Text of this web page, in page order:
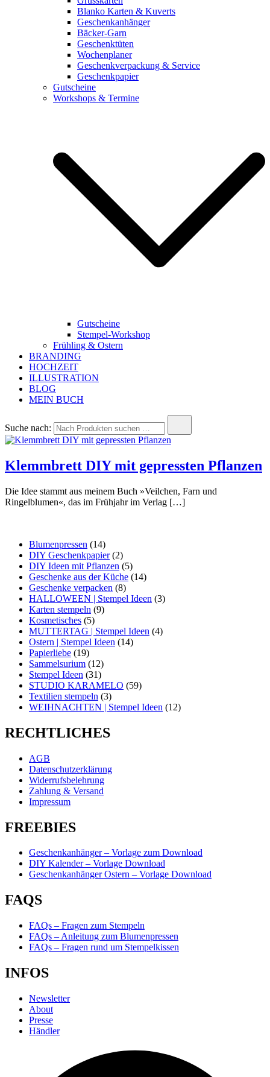
Blanko Karten & Kuverts
Geschenkanhänger
Bäcker-Garn
Geschenktüten
Wochenplaner
Geschenkverpackung & Service
Geschenkpapier
Gutscheine
Workshops & Termine
Gutscheine
Stempel-Workshop
Frühling & Ostern
BRANDING
HOCHZEIT
ILLUSTRATION
BLOG
MEIN BUCH
Suche nach:
Klemmbrett DIY mit gepressten Pflanzen
Die Idee stammt aus meinem Buch »Veilchen, Farn und
Ringelblumen«, das im Frühjahr im Verlag […]
Blumenpressen (14)
DIY Geschenkpapier(2)
DIY Ideen mit Pflanzen (5)
Geschenke aus der Küche (14)
Geschenke verpacken (8)
HALLOWEEN | Stempel Ideen (3)
Karten stempeln (9)
Kosmetisches (5)
MUTTERTAG | Stempel Ideen (4)
Ostern | Stempel Ideen (14)
Papierliebe (19)
Sammelsurium (12)
Stempel Ideen (31)
STUDIO KARAMELO (59)
Textilien stempeln (3)
WEIHNACHTEN | Stempel Ideen (12)
RECHTLICHES
AGB
Datenschutzerklärung
Widerrufsbelehrung
Zahlung & Versand
Impressum
FREEBIES
Geschenkanhänger – Vorlage zum Download
DIY Kalender – Vorlage Download
Geschenkanhänger Ostern – Vorlage Download
FAQS
FAQs – Fragen zum Stempeln
FAQs – Anleitung zum Blumenpressen
FAQs – Fragen rund um Stempelkissen
INFOS
Newsletter
About
Presse
Händler